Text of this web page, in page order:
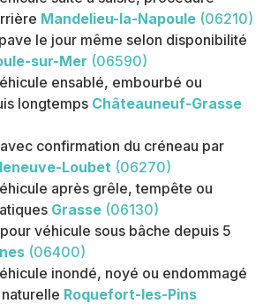
Mandelieu-la-Napoule (06210)
le jour même selon disponibilité
sur-Mer (06590)
ensablé, embourbé ou
longtemps Châteauneuf-Grasse
confirmation du créneau par
Loubet (06270)
après grêle, tempête ou
Grasse (06130)
véhicule sous bâche depuis 5
(06400)
inondé, noyé ou endommagé
Roquefort-les-Pins